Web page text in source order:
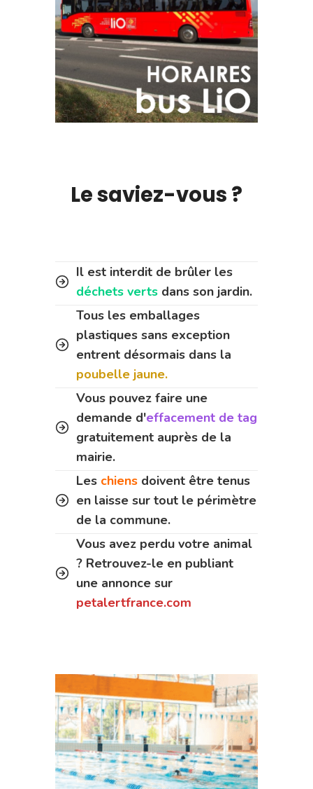
Le saviez-vous ?
Il est interdit de brûler les
déchets verts dans son jardin.
Tous les emballages
plastiques sans exception
entrent désormais dans la
poubelle jaune.
Vous pouvez faire une
demande d'effacement de tag
gratuitement auprès de la
mairie.
Les chiens doivent être tenus
en laisse sur tout le périmètre
de la commune.
Vous avez perdu votre animal
? Retrouvez-le en publiant
une annonce sur
petalertfrance.com